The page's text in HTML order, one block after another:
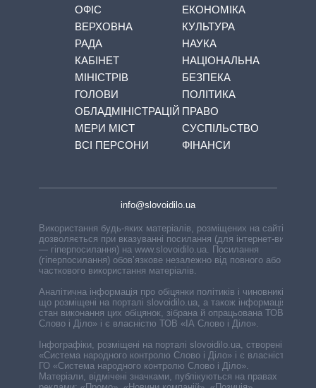
ОФІС
ВЕРХОВНА
РАДА
КАБІНЕТ
МІНІСТРІВ
ГОЛОВИ
ОБЛАДМІНІСТРАЦІЙ
МЕРИ МІСТ
ВСІ ПЕРСОНИ
ЕКОНОМІКА
КУЛЬТУРА
НАУКА
НАЦІОНАЛЬНА
БЕЗПЕКА
ПОЛІТИКА
ПРАВО
СУСПІЛЬСТВО
ФІНАНСИ
info@slovoidilo.ua
Використання будь-яких матеріалів, розміщених на сайті,
дозволяється при вказуванні посилання (для інтернет-видань
— гіперпосилання) на www.slovoidilo.ua. Посилання
(гіперпосилання) обов’язкове незалежно від повного або
часткового використання матеріалів.
Аналітична інформація про обіцянки політиків і чиновників,
що розміщені на порталі slovoidilo.ua, а також інформація про
стан виконання цих обіцянок, зібрана й опрацьована ТОВ «ІА
Слово і Діло» і є власністю ТОВ «ІА Слово і Діло».
Інфографіки, розміщені на порталі slovoidilo.ua, створені ГО
«Система народного контролю Слово і Діло» і є власністю
ГО «Система народного контролю Слово і Діло».
Матеріали, відмічені значками, публікуються на правах